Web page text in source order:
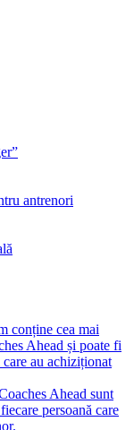
antrenori
conține cea mai
Ahead și poate fi
au achiziționat
Ahead sunt
persoană care